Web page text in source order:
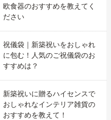
欧食器のおすすめを教えてく
ださい
祝儀袋｜新築祝いをおしゃれ
に包む！人気のご祝儀袋のお
すすめは？
新築祝いに贈るハイセンスで
おしゃれなインテリア雑貨の
おすすめを教えて！